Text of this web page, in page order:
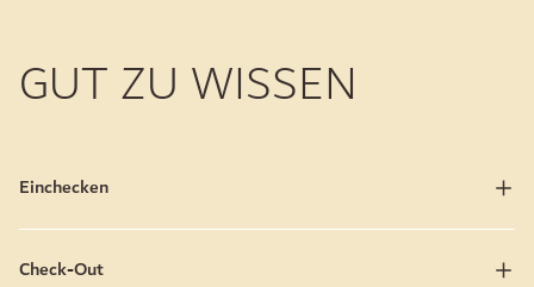
GUT ZU WISSEN
Einchecken
Check-Out